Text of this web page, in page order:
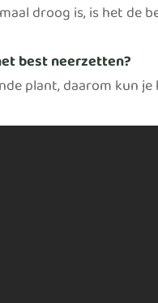
droog is, is het de
best neerzetten?
plant, daarom kun